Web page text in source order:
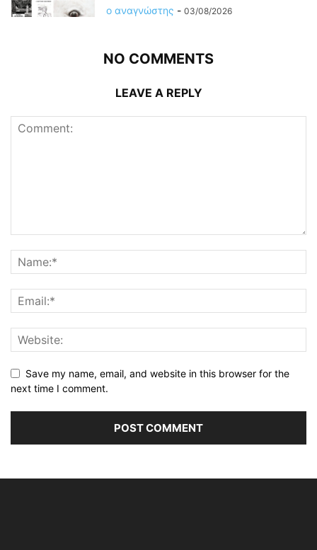
ο αναγνώστης - 03/08/2026
NO COMMENTS
LEAVE A REPLY
Save my name, email, and website in this browser for the
next time I comment.